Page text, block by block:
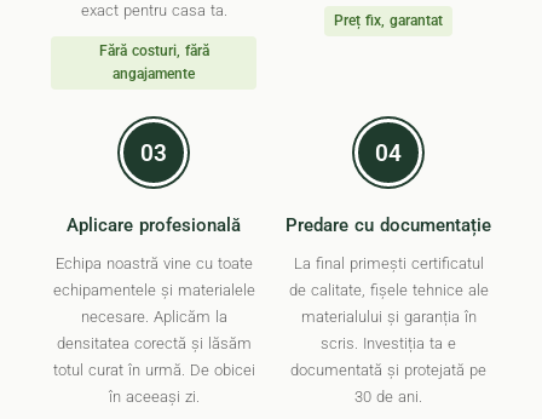
exact pentru casa ta.
Fără costuri, fără
angajamente
Preț fix, garantat
03
Aplicare profesională
Echipa noastră vine cu toate
echipamentele și materialele
necesare. Aplicăm la
densitatea corectă și lăsăm
totul curat în urmă. De obicei
în aceeași zi.
04
Predare cu documentație
La final primești certificatul
de calitate, fișele tehnice ale
materialului și garanția în
scris. Investiția ta e
documentată și protejată pe
30 de ani.